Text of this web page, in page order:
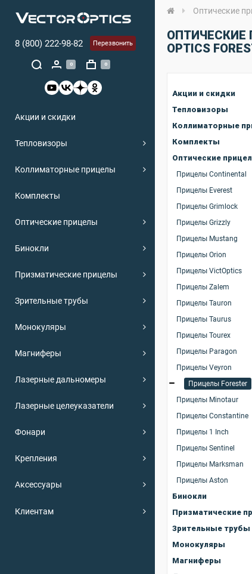
8 (800) 222-98-82 Перезвонить
0 0
Акции и скидки
Тепловизоры
Коллиматорные прицелы
Комплекты
Оптические прицелы
Бинокли
Призматические прицелы
Зрительные трубы
Монокуляры
Магниферы
Лазерные дальномеры
Лазерные целеуказатели
Фонари
Крепления
Аксессуары
Клиентам
Оптические
ОПТИЧЕСКИЕ
OPTICS
Акции и скидки
Тепловизоры
Коллиматорные
Комплекты
Оптические
Прицелы Continental
Прицелы Everest
Прицелы Grimlock
Прицелы Grizzly
Прицелы Mustang
Прицелы Orion
Прицелы VictOptics
Прицелы Zalem
Прицелы Tauron
Прицелы Taurus
Прицелы Tourex
Прицелы Paragon
Прицелы Veyron
Прицелы Forester
Прицелы Minotaur
Прицелы Constantine
Прицелы 1 Inch
Прицелы Sentinel
Прицелы Marksman
Прицелы Aston
Бинокли
Призматические
Зрительные трубы
Монокуляры
Магниферы